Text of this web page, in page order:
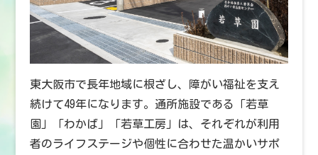
東大阪市で長年地域に根ざし、障がい福祉を支え
続けて49年になります。通所施設である「若草
園」「わかば」「若草工房」は、それぞれが利用
者のライフステージや個性に合わせた温かいサポ